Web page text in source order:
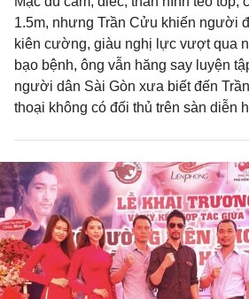
1.5m, nhưng Trần Cửu khiến người
kiên cường, giàu nghị lực vượt qua
bạo bệnh, ông vẫn hăng say luyện
người dân Sài Gòn xưa biết đến
thoại không có đối thủ trên sàn diễn